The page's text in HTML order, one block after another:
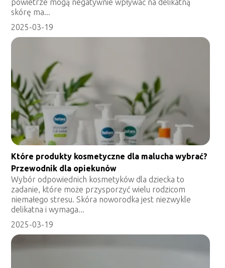
powietrze mogą negatywnie wpływać na delikatną
skórę ma...
2025-03-19
Które produkty kosmetyczne dla malucha wybrać?
Przewodnik dla opiekunów
Wybór odpowiednich kosmetyków dla dziecka to
zadanie, które może przysporzyć wielu rodzicom
niemałego stresu. Skóra noworodka jest niezwykle
delikatna i wymaga...
2025-03-19